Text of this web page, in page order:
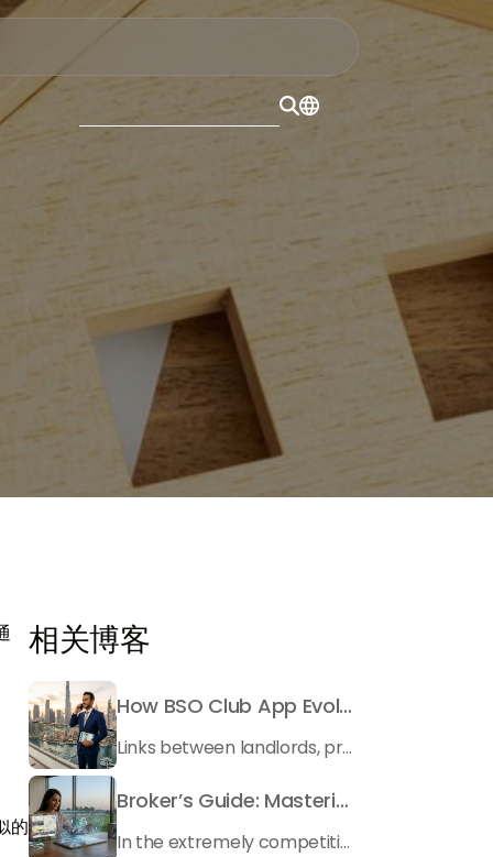
的
相关博客
How BSO Club App Evolution Enhances Your Brokerage?
Links between landlords, property managers and brokerages in the traditional Dubai real estate framework have been largely disconnected; information tends to be remote, residences are routinely partially available at best, and is a rare useful resource to acknowledge the truth with.
Broker’s Guide: Mastering the new BSO Club broker dashboard
In the extremely competitive Dubai real estate market, time equals money. If you continue to rely on endless WhatsApp conversations to communicate with landlords, manual spreadsheets to monitor your leads, and physical documents to submit offers, you risk losing deals to faster, digitally advanced brokers.